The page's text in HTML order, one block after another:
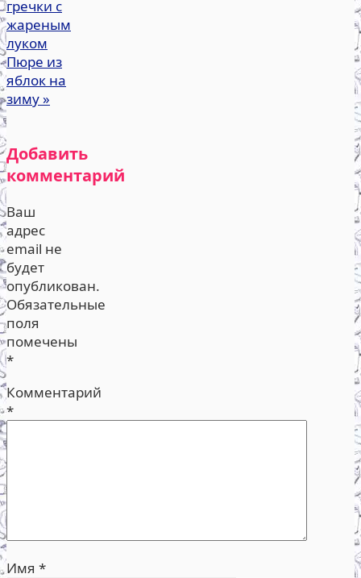
гречки с
жареным
луком
Пюре из
яблок на
зиму»
Добавить
комментарий
Ваш
адрес
email не
будет
опубликован.
Обязательные
поля
помечены
*
Комментарий
*
Имя *